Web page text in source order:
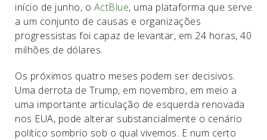
início de junho, o ActBlue, uma plataforma que serve
a um conjunto de causas e organizações
progressistas foi capaz de levantar, em 24 horas, 40
milhões de dólares.
Os próximos quatro meses podem ser decisivos.
Uma derrota de Trump, em novembro, em meio a
uma importante articulação de esquerda renovada
nos EUA, pode alterar substancialmente o cenário
político sombrio sob o qual vivemos. E num certo